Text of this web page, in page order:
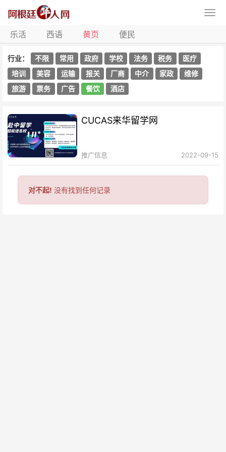
乐活 西语 黄页 便民
行业： 不限 常用 政府 学校 法务 税务
医疗
培训
美容 运输 报关 厂商 中介 家政
维修
旅游
票务 广告 餐饮 酒店
CUCAS来华留学网
推广信息 2022-09-15
对不起! 没有找到任何记录